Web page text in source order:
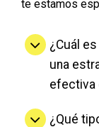
te estamos
¿Cuál
una
efectiva
¿Qué